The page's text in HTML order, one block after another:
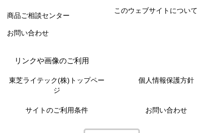
商品ご相談センター
このウェブサイトについて
お問い合わせ
リンクや画像のご利用
東芝ライテック(株)トップペー
ジ
個人情報保護方針
サイトのご利用条件 お問い合わせ